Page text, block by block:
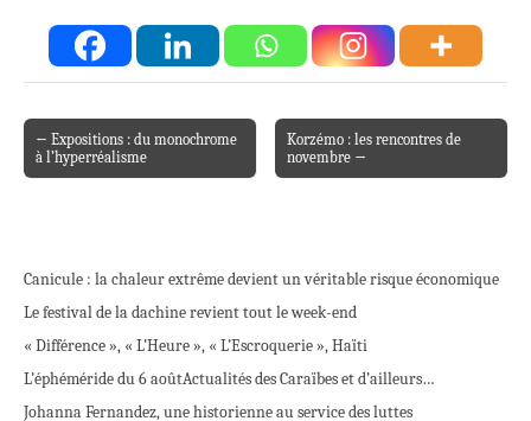
Post navigation
← Expositions : du monochrome
à l’hyperréalisme
Korzémo : les rencontres de
novembre →
Canicule : la chaleur extrême devient un véritable risque économique
Le festival de la dachine revient tout le week-end
« Différence », « L’Heure », « L’Escroquerie », Haïti
L’éphéméride du 6 aoûtActualités des Caraïbes et d’ailleurs…
Johanna Fernandez, une historienne au service des luttes